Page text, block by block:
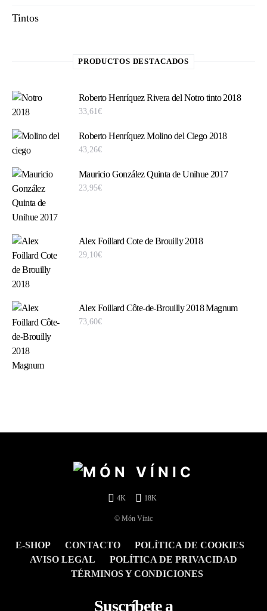
Tintos
PRODUCTOS DESTACADOS
Roberto Henríquez Rivera del Notro tinto 2018
33,61€
Roberto Henríquez Molino del Ciego 2018
43,26€
Mauricio González Quinta de Unihue 2017
23,95€
Alex Foillard Cote de Brouilly 2018
29,10€
Alex Foillard Côte-de-Brouilly 2018 Magnum
73,60€
4K 18K
© Món Vínic
E-SHOP CONTACTO
POLÍTICA DE COOKIES
AVISO LEGAL
POLÍTICA DE PRIVACIDAD
TÉRMINOS Y CONDICIONES
Suscríbete a